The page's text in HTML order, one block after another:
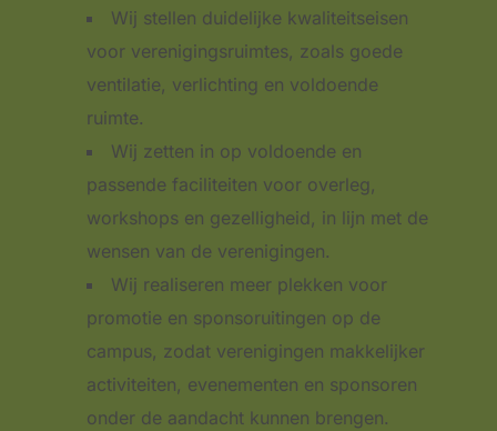
Wij stellen duidelijke kwaliteitseisen
voor verenigingsruimtes, zoals goede
ventilatie, verlichting en voldoende
ruimte.
Wij zetten in op voldoende en
passende faciliteiten voor overleg,
workshops en gezelligheid, in lijn met de
wensen van de verenigingen.
Wij realiseren meer plekken voor
promotie en sponsoruitingen op de
campus, zodat verenigingen makkelijker
activiteiten, evenementen en sponsoren
onder de aandacht kunnen brengen.